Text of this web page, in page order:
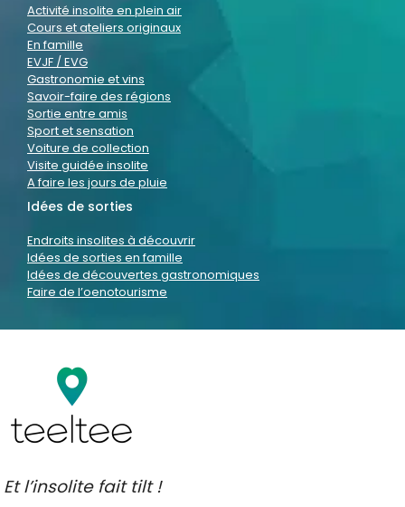
Activité insolite en plein air
Cours et ateliers originaux
En famille
EVJF / EVG
Gastronomie et vins
Savoir-faire des régions
Sortie entre amis
Sport et sensation
Voiture de collection
Visite guidée insolite
A faire les jours de pluie
Idées de sorties
Endroits insolites à découvrir
Idées de sorties en famille
Idées de découvertes gastronomiques
Faire de l’oenotourisme
Et l’insolite fait tilt !